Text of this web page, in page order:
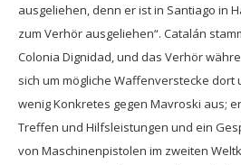
ausgeliehen, denn er ist in Santiago in
zum Verhör ausgeliehen“. Catalán
Colonia Dignidad, und das Verhör
sich um mögliche Waffenverstecke dort
wenig Konkretes gegen Mavroski aus;
Treffen und Hilfsleistungen und ein
von Maschinenpistolen im zweiten